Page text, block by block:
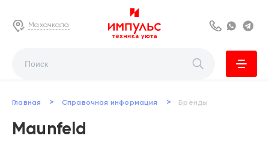
Махачкала 8 800 222 63
Главная > Справочная информация > Бренды
Maunfeld